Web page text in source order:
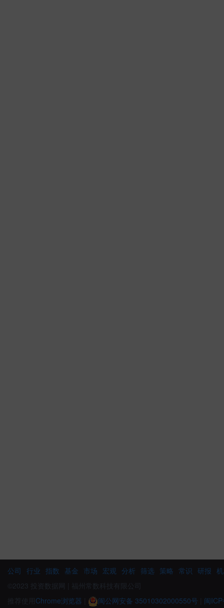
公司 行业 指数 基金 市场 宏观 分析 筛选 策略 常识 研报
©2023 投资数据网 | 福州常数科技有限公司
推荐使用 Chrome浏览器 闽公网安备 35010302000550号 闽